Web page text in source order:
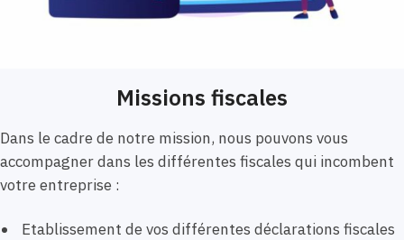
Missions fiscales
Dans le cadre de notre mission, nous pouvons vous
accompagner dans les différentes fiscales qui incombent
votre entreprise :
Etablissement de vos différentes déclarations fiscales